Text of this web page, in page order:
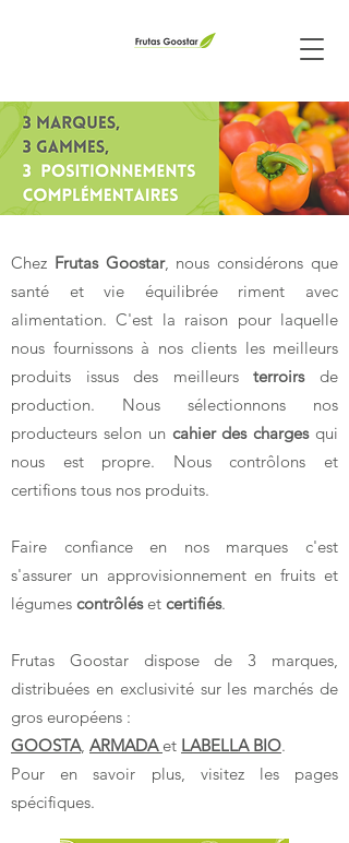
Chez Frutas Goostar, nous considérons que
santé et vie équilibrée riment avec
alimentation. C'est la raison pour laquelle
nous fournissons à nos clients les meilleurs
produits issus des meilleursterroirsde
production. Nous sélectionnons nos
producteurs selon uncahier des chargesqui
nous est propre. Nous contrôlons et
certifions tous nos produits.
Faire confiance en nos marques c'est
s'assurer un approvisionnement en fruits et
légumes contrôléset certifiés.
Frutas Goostar dispose de 3 marques,
distribuées en exclusivité sur les marchés de
gros européens :
GOOSTA, ARMADAet LABELLA BIO.
Pour en savoir plus, visitez les pages
spécifiques.